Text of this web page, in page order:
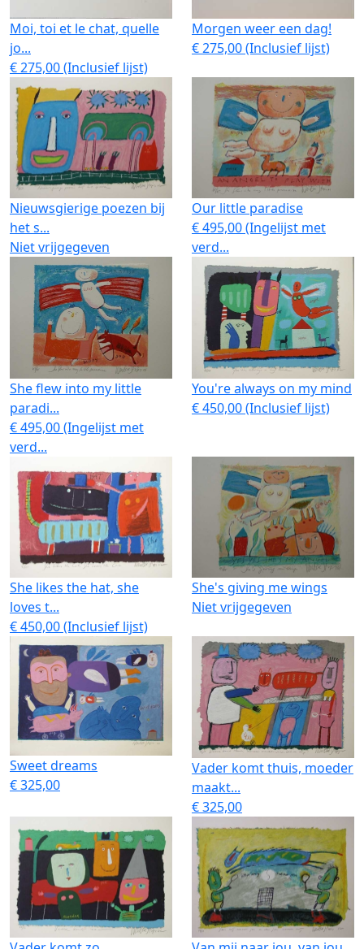
Moi, toi et le chat, quelle
jo...
€ 275,00 (Inclusief lijst)
Morgen weer een dag!
€ 275,00 (Inclusief lijst)
Nieuwsgierige poezen bij
het s...
Niet vrijgegeven
Our little paradise
€ 495,00 (Ingelijst met
verd...
She flew into my little
paradi...
€ 495,00 (Ingelijst met
verd...
You're always on my mind
€ 450,00 (Inclusief lijst)
She likes the hat, she
loves t...
€ 450,00 (Inclusief lijst)
She's giving me wings
Niet vrijgegeven
Sweet dreams
€ 325,00
Vader komt thuis, moeder
maakt...
€ 325,00